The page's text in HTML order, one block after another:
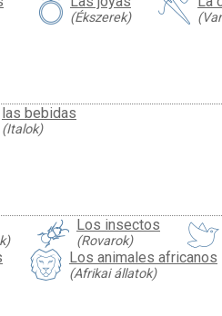
(Ékszerek)
las bebidas
(Italok)
Los insectos
(Rovarok)
Los animales africanos
(Afrikai állatok)